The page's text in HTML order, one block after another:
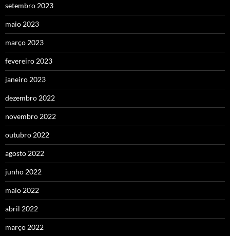
setembro 2023
maio 2023
março 2023
fevereiro 2023
janeiro 2023
dezembro 2022
novembro 2022
outubro 2022
agosto 2022
junho 2022
maio 2022
abril 2022
março 2022